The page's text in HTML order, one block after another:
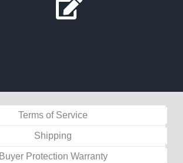
Terms of Service
Shipping
Buyer Protection Warranty